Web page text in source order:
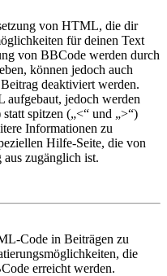
von HTML, die dir
für deinen Text
von BBCode werden durch
können jedoch auch
deaktiviert werden.
jedoch werden
spitzen („<“ und „>“)
Informationen zu
Hilfe-Seite, die von
aus zugänglich ist.
Code in Beiträgen zu
die
erreicht werden.